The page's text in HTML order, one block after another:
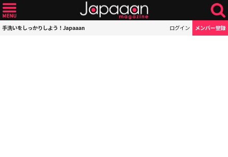
手洗いをしっかりしよう！Japaaan ログイン メンバー登録